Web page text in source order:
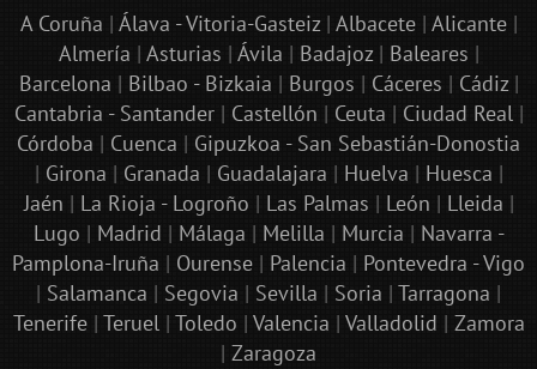
A Coruña | Álava - Vitoria-Gasteiz| Albacete| Alicante|
Almería | Asturias | Ávila | Badajoz| Baleares |
Barcelona | Bilbao - Bizkaia | Burgos | Cáceres | Cádiz|
Cantabria - Santander| Castellón | Ceuta | Ciudad Real|
Córdoba | Cuenca | Gipuzkoa - San Sebastián-Donostia
| Girona | Granada | Guadalajara | Huelva | Huesca |
Jaén | La Rioja - Logroño | Las Palmas | León | Lleida |
Lugo | Madrid | Málaga | Melilla | Murcia | Navarra -
Pamplona-Iruña | Ourense | Palencia | Pontevedra - Vigo
| Salamanca | Segovia | Sevilla | Soria | Tarragona |
Tenerife| Teruel| Toledo | Valencia | Valladolid | Zamora
| Zaragoza